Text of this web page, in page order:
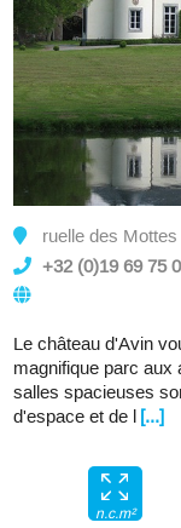
ruelle des
+32 (0)19 69 75
Le château d'Avin
magnifique parc aux
salles spacieuses
d'espace et de l [...]
n.c.m²